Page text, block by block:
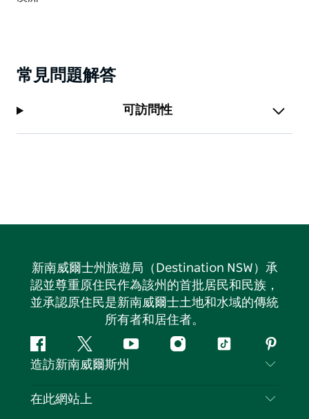
常見問題解答
可訪問性
新南威爾士州旅遊局（Destination NSW）承
認並尊重原住民作為該州的首批居民和民族，
並承認原住民是新南威爾士土地和水域的傳統
所有者和居住者。
Facebook嘰
嘰
喳
Youtube Instagram
抖
造訪新南威爾斯州
聯絡我們
在此網站上